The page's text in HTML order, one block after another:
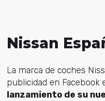
Nissan
La marca de coches
publicidad en Facebook
lanzamiento de su